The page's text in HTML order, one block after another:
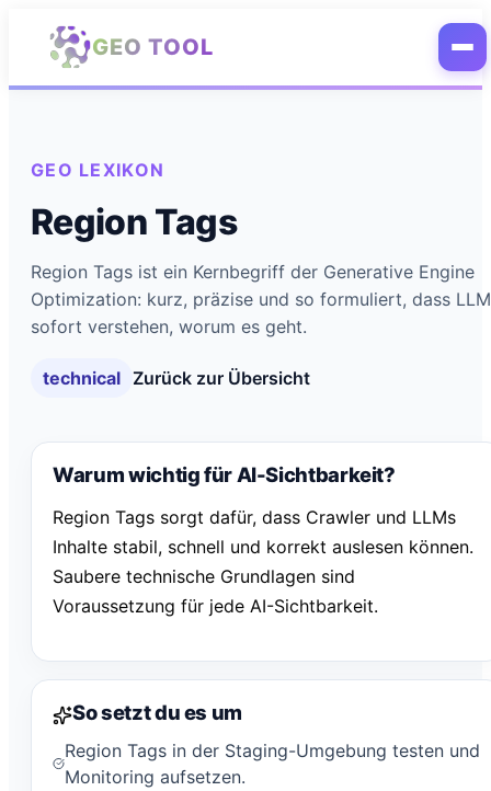
Zum Hauptinhalt springen
GEO TOOL
GEO LEXIKON
Region Tags
Region Tags ist ein Kernbegriff der Generative Engine
Optimization: kurz, präzise und so formuliert, dass
sofort verstehen, worum es geht.
technical Zurück zur Übersicht
Warum wichtig für AI-Sichtbarkeit?
Region Tags sorgt dafür, dass Crawler und LLMs
Inhalte stabil, schnell und korrekt auslesen können.
Saubere technische Grundlagen sind
Voraussetzung für jede AI-Sichtbarkeit.
So setzt du es um
Region Tags in der Staging-Umgebung testen und
Monitoring aufsetzen.